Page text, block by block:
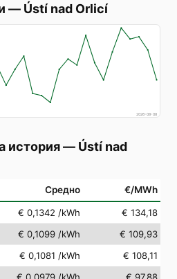
— Ústí nad Orlicí
2026-08-08
история— Ústí nad
Средно €/MWh
€ 0,1342 /kWh
€ 134,18
€ 0,1099 /kWh
€ 109,93
€ 0,1081 /kWh
€ 108,11
€ 0,0979 /kWh
€ 97,88